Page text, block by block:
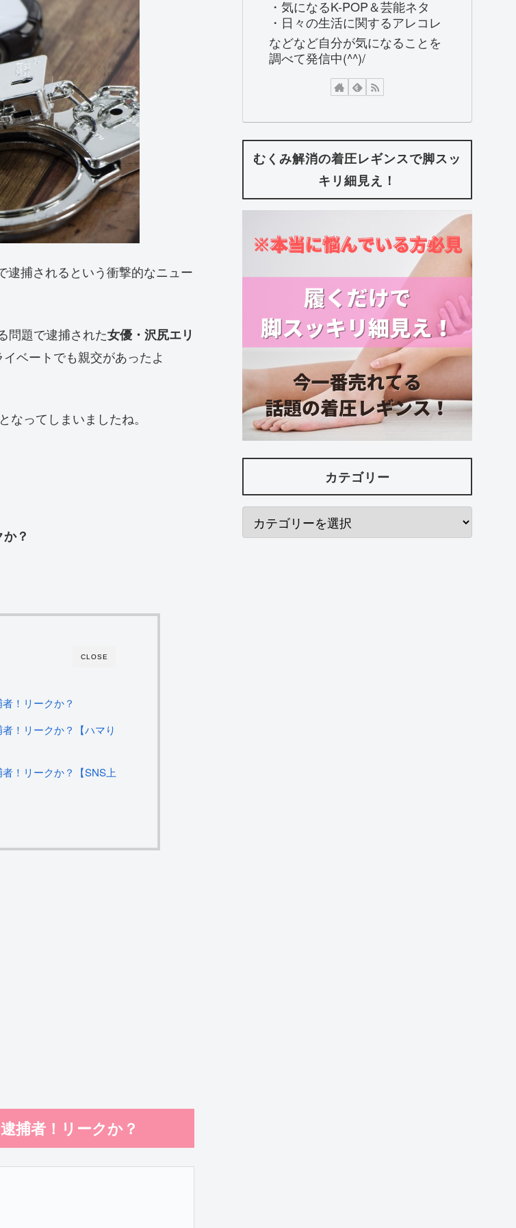
逮捕されるという衝撃的なニュー
問題で逮捕された女優・沢尻エリ
ベートでも親交があったよ
なってしまいましたね。
？
CLOSE
！リークか？
！リークか？【ハマり
！リークか？【SNS上
捕者！リークか？
・気になるK-POP＆芸能ネタ
・日々の生活に関するアレコレ
などなど自分が気になることを
調べて発信中(^^)/
むくみ解消の着圧レギンスで脚スッ
キリ細見え！
カテゴリー